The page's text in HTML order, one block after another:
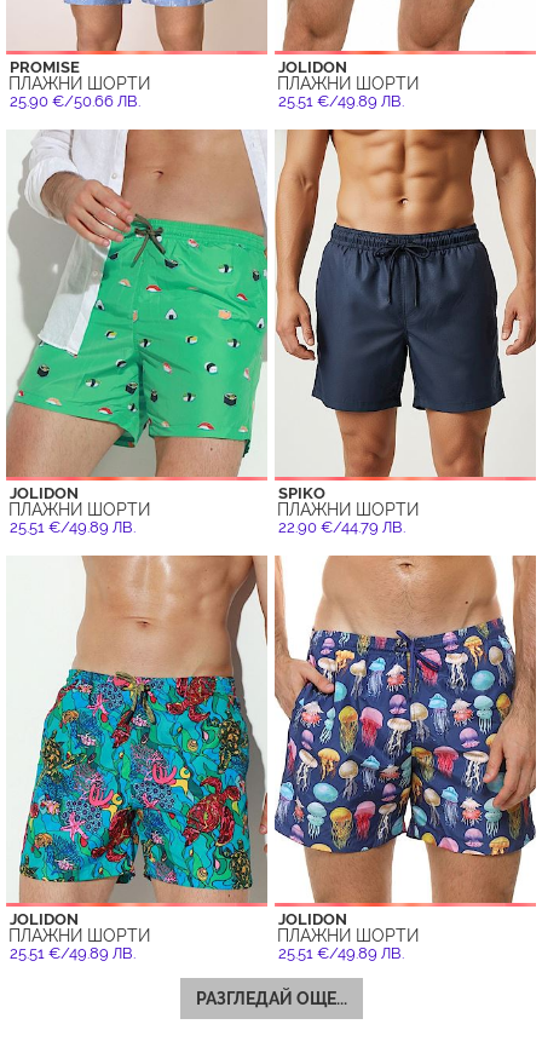
PROMISE
ПЛАЖНИ ШОРТИ
25.90 €/50.66 ЛВ.
JOLIDON
ПЛАЖНИ ШОРТИ
25.51 €/49.89 ЛВ.
JOLIDON
ПЛАЖНИ ШОРТИ
25.51 €/49.89 ЛВ.
SPIKO
ПЛАЖНИ ШОРТИ
22.90 €/44.79 ЛВ.
JOLIDON
ПЛАЖНИ ШОРТИ
25.51 €/49.89 ЛВ.
JOLIDON
ПЛАЖНИ ШОРТИ
25.51 €/49.89 ЛВ.
РАЗГЛЕДАЙ ОЩЕ...